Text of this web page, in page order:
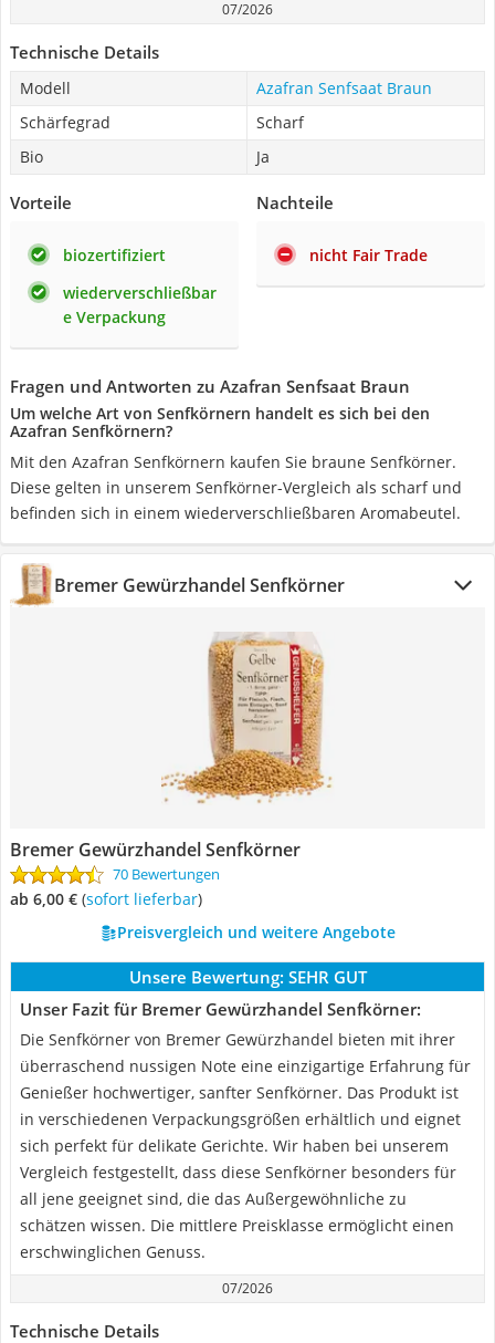
07/2026
Technische Details
Modell
Azafran Senfsaat Braun
Schärfegrad
Scharf
Bio
Ja
Vorteile
biozertifiziert
wiederverschließbar
e Verpackung
Nachteile
nicht Fair Trade
Fragen und Antworten zu Azafran Senfsaat Braun
Um welche Art von Senfkörnern handelt es sich bei den
Azafran Senfkörnern?
Mit den Azafran Senfkörnern kaufen Sie braune Senfkörner.
Diese gelten in unserem Senfkörner-Vergleich als scharf und
befinden sich in einem wiederverschließbaren Aromabeutel.
Bremer Gewürzhandel Senfkörner
Bremer Gewürzhandel Senfkörner
70 Bewertungen
ab 6,00 € ( Sofort lieferbar)
Preisvergleich und weitere Angebote
Unsere Bewertung: SEHR GUT
Unser Fazit für Bremer Gewürzhandel Senfkörner:
Die Senfkörner von Bremer Gewürzhandel bieten mit ihrer
überraschend nussigen Note eine einzigartige Erfahrung für
Genießer hochwertiger, sanfter Senfkörner. Das Produkt ist
in verschiedenen Verpackungsgrößen erhältlich und eignet
sich perfekt für delikate Gerichte. Wir haben bei unserem
Vergleich festgestellt, dass diese Senfkörner besonders für
all jene geeignet sind, die das Außergewöhnliche zu
schätzen wissen. Die mittlere Preisklasse ermöglicht einen
erschwinglichen Genuss.
07/2026
Technische Details